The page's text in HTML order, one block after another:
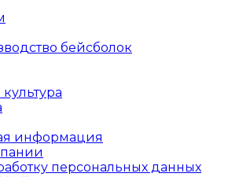
бейсболок
информация
персональных данных